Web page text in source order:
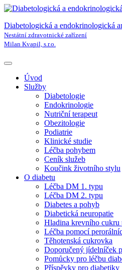
Diabetologická a endokrinologická
Nestátní zdravotnické zařízení
Milan Kvapil, s.r.o.
Úvod
Služby
Diabetologie
Endokrinologie
Nutriční terapeut
Obezitologie
Podiatrie
Klinické studie
Léčba pohybem
Ceník služeb
Koučink životního stylu
O diabetu
Léčba DM 1. typu
Léčba DM 2. typu
Diabetes a pohyb
Diabetická neuropatie
Hladina krevního cukru
Léčba pomocí
Těhotenská cukrovka
Doporučený jídelníček
Pomůcky pro léčbu
Příspěvky pro diabetiky